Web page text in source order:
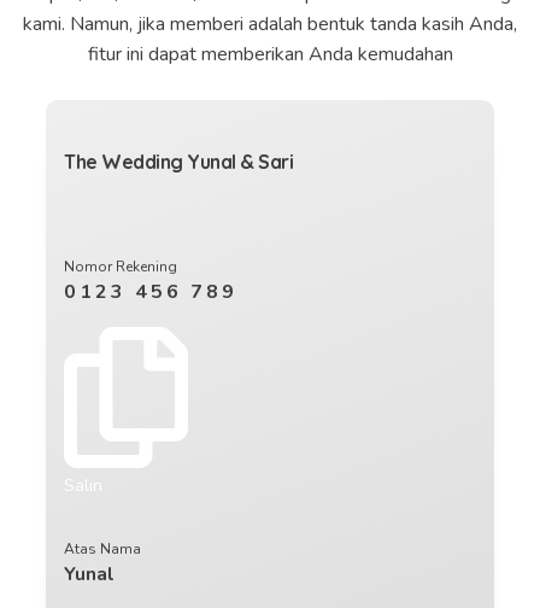
kami. Namun, jika memberi adalah bentuk tanda kasih Anda,
fitur ini dapat memberikan Anda kemudahan
The Wedding Yunal & Sari
Nomor Rekening
0123 456 789
Salin
Atas Nama
Yunal